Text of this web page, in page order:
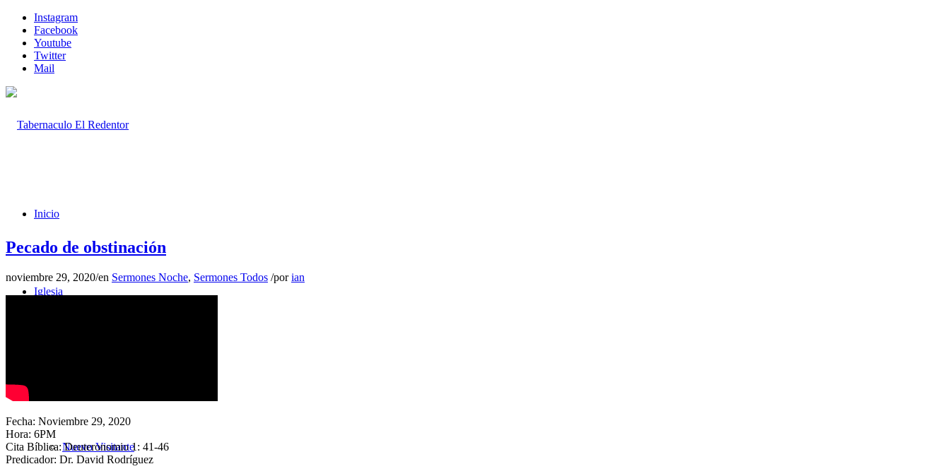
Instagram
Facebook
Youtube
Twitter
Mail
Inicio
Iglesia
Nuevo Visitante
Pecado de obstinación
noviembre 29, 2020/en Sermones Noche, Sermones Todos /porian
Fecha: Noviembre 29, 2020
Hora: 6PM
Cita Bíblica: Deuteronomio 1: 41-46
Predicador: Dr. David Rodríguez